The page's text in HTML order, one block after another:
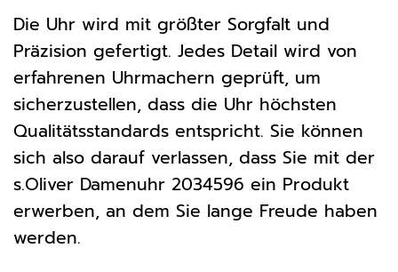
Die Uhr wird mit größter Sorgfalt und
Präzision gefertigt. Jedes Detail wird von
erfahrenen Uhrmachern geprüft, um
sicherzustellen, dass die Uhr höchsten
Qualitätsstandards entspricht. Sie können
sich also darauf verlassen, dass Sie mit der
s.Oliver Damenuhr 2034596 ein Produkt
erwerben, an dem Sie lange Freude haben
werden.